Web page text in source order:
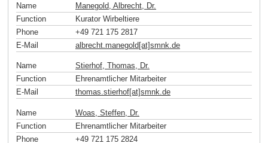
Name
Manegold, Albrecht, Dr.
Function
Kurator Wirbeltiere
Phone
+49 721 175 2817
E-Mail
albrecht.manegold[at]smnk de
Name
Stierhof, Thomas, Dr.
Function
Ehrenamtlicher Mitarbeiter
E-Mail
thomas.stierhof[at]smnk.de
Name
Woas, Steffen, Dr.
Function
Ehrenamtlicher Mitarbeiter
Phone
+49 721 175 2824